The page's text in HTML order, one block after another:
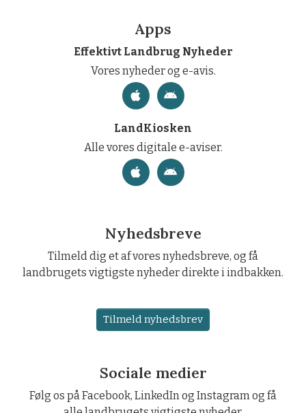
Apps
Effektivt Landbrug Nyheder
Vores nyheder og e-avis.
LandKiosken
Alle vores digitale e-aviser.
Nyhedsbreve
Tilmeld dig et af vores nyhedsbreve, og få
landbrugets vigtigste nyheder direkte i indbakken.
Tilmeld nyhedsbrev
Sociale medier
Følg os på Facebook, LinkedIn og Instagram og få